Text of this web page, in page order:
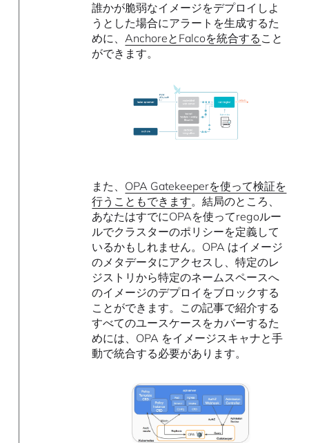
誰かが脆弱なイメージをデプロイしよ
うとした場合にアラートを生成するた
めに、AnchoreとFalcoを統合する こと
ができます。
また、 OPA Gatekeeperを使って検証を
行うこともできます。結局のところ、
あなたはすでにOPAを使ってregoルー
ルでクラスターのポリシーを定義して
いるかもしれません。OPA はイメージ
のメタデータにアクセスし、特定のレ
ジストリから特定のネームスペースへ
のイメージのデプロイをブロックする
ことができます。この記事で紹介する
すべてのユースケースをカバーするた
めには、OPA をイメージスキャナと手
動で統合する必要があります。